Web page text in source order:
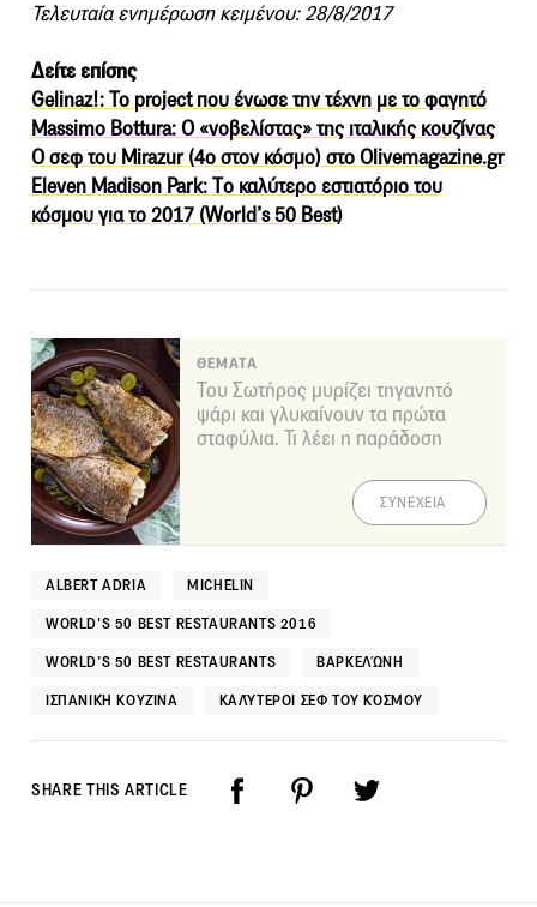
Τελευταία ενημέρωση κειμένου: 28/8/2017
Δείτε επίσης
Gelinaz!: Το project που ένωσε την τέχνη με το φαγητό
Massimo Bottura: Ο «νοβελίστας» της ιταλικής κουζίνας
Ο σεφ του Mirazur (4ο στον κόσμο) στο Olivemagazine.gr
Eleven Madison Park: Tο καλύτερο εστιατόριο του
κόσμου για το 2017 (World’s 50 Best)
ΘΕΜΑΤΑ
Του Σωτήρος μυρίζει τηγανητό
ψάρι και γλυκαίνουν τα πρώτα
σταφύλια. Τι λέει η παράδοση
ΣΥΝΕΧΕΙΑ
ALBERT ADRIA MICHELIN
WORLD'S 50 BEST RESTAURANTS 2016
WORLD’S 50 BEST RESTAURANTS ΒΑΡΚΕΛΏΝΗ
ΙΣΠΑΝΙΚΉ ΚΟΥΖΊΝΑ ΚΑΛΎΤΕΡΟΙ ΣΕΦ ΤΟΥ ΚΌΣΜΟΥ
SHARE THIS ARTICLE